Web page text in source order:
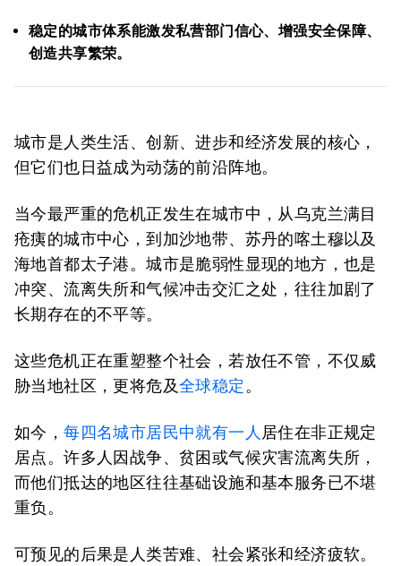
稳定的城市体系能激发私营部门信心、增强安全保障、
创造共享繁荣。
城市是人类生活、创新、进步和经济发展的核心，
但它们也日益成为动荡的前沿阵地。
当今最严重的危机正发生在城市中，从乌克兰满目
疮痍的城市中心，到加沙地带、苏丹的喀土穆以及
海地首都太子港。城市是脆弱性显现的地方，也是
冲突、流离失所和气候冲击交汇之处，往往加剧了
长期存在的不平等。
这些危机正在重塑整个社会，若放任不管，不仅威
胁当地社区，更将危及全球稳定 。
如今，每四名城市居民中就有一人 居住在非正规定
居点。许多人因战争、贫困或气候灾害流离失所，
而他们抵达的地区往往基础设施和基本服务已不堪
重负。
可预见的后果是人类苦难、社会紧张和经济疲软。